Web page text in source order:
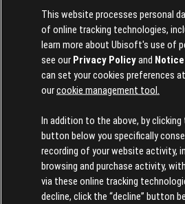
*無須額外消費即可參加。適用相
This website processes personal
of online tracking technologies,
learn more about Ubisoft's use of
see our Privacy Policyand
can set your cookies preferences
ourcookie management tool.
In addition to the above, by clicking
button below you specifically
recording of your website activity,
browsing and purchase activity,
via these online tracking
decline, click the “decline” button